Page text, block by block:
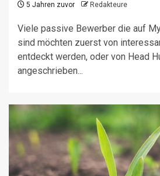
5 Jahren zuvor Redakteure
Viele passive Bewerber die auf
sind möchten zuerst von
entdeckt werden, oder von Head
angeschrieben...